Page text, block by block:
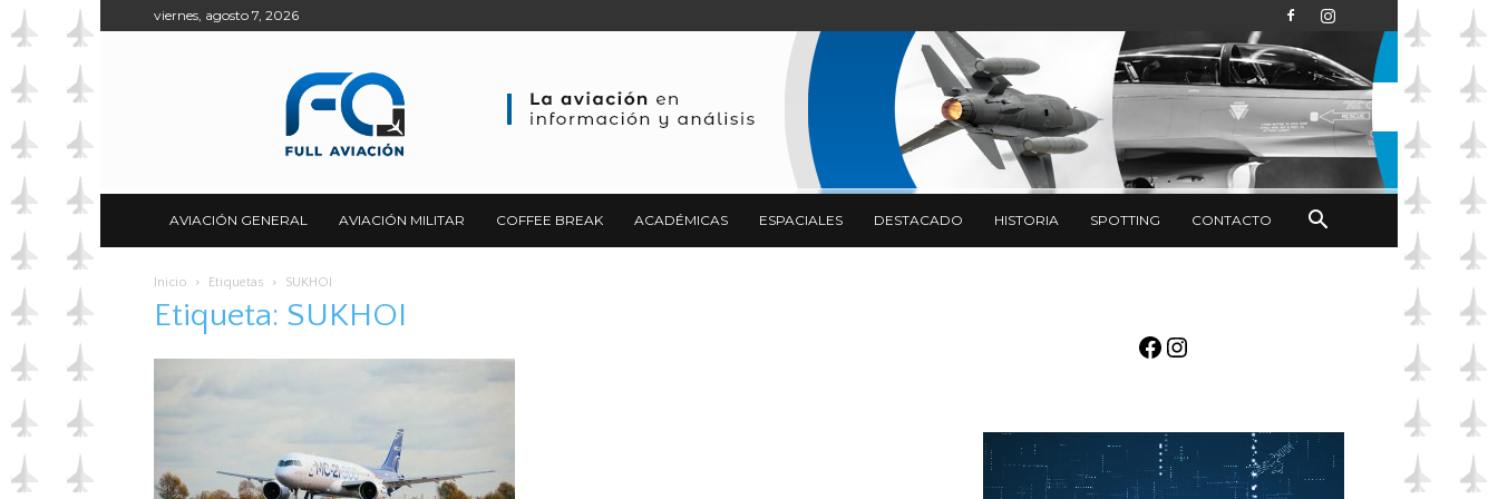
viernes, agosto 7, 2026
AVIACIÓN GENERAL AVIACIÓN MILITAR COFFEE BREAK ACADÉMICAS ESPACIALES DESTACADO HISTORIA SPOTTING CONTACTO
Inicio Etiquetas SUKHOI
Etiqueta: SUKHOI
Facebook
Instagram